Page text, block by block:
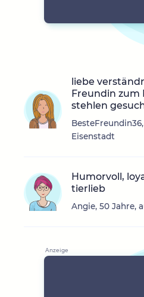
liebe
Freundin zum
stehlen
Eisenstadt
Humorvoll,
tierlieb
Angie, 50 Jahre,